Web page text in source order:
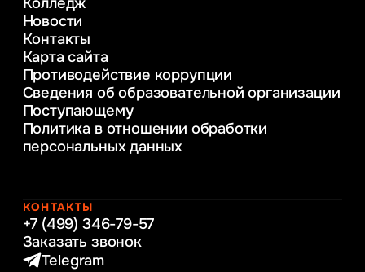
в образовании
Веб-дизайн
Управление инновационным развитием
предприятия
Уголовное право
Информационные технологии в бизнесе
Информационное и программное
обеспечение бизнес процессов
Управление человеческими ресурсами
Интернет-маркетинг
Новости
Контакты
Карта сайта
Противодействие коррупции
Сведения об образовательной организации
Поступающему
Политика в отношении обработки
персональных данных
КОНТАКТЫ
+7 (499) 346-79-57
Заказать звонок
Telegram